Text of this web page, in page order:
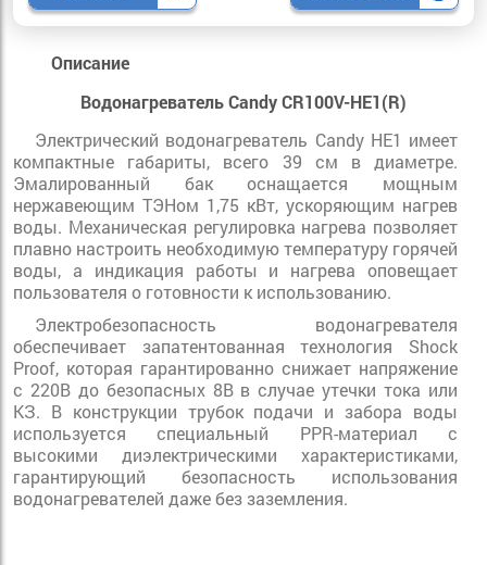
Описание
Водонагреватель Candy CR100V-HE1(R)
Электрический водонагреватель Candy HE1 имеет
компактные габариты, всего 39 см в диаметре.
Эмалированный бак оснащается мощным
нержавеющим ТЭНом 1,75 кВт, ускоряющим нагрев
воды. Механическая регулировка нагрева позволяет
плавно настроить необходимую температуру горячей
воды, а индикация работы и нагрева оповещает
пользователя о готовности к использованию.
Электробезопасность водонагревателя
обеспечивает запатентованная технология Shock
Proof, которая гарантированно снижает напряжение
с 220В до безопасных 8В в случае утечки тока или
КЗ. В конструкции трубок подачи и забора воды
используется специальный PPR-материал с
высокими диэлектрическими характеристиками,
гарантирующий безопасность использования
водонагревателей даже без заземления.